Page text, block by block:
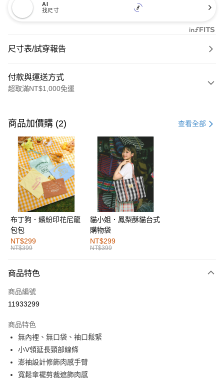
AI
找尺寸
尺寸表/試穿報告
付款與運送方式
超取滿NT$1,000免運
信用卡一次付款
購物金
超商取貨付款
LINE Pay
街口支付
運送方式
全家取貨付款
每筆NT$60，滿NT$1,000(含以上)免運費
付款後全家取貨
萊爾富取貨付款
付款後萊爾富取貨
每筆NT$60，滿NT$1,000(含以上)免運費
7-11取貨付款
每筆NT$60，滿NT$1,000(含以上)免運費
商品加價購 (2) 查看全部
布丁狗．繽紛印花尼龍
包包
NT$299
NT$399
貓小姐．鳳梨酥貓台式
購物袋
NT$299
NT$399
商品特色
商品編號
11933299
商品特色
無內裡、無口袋、袖口鬆緊
小V領延長頸部線條
澎袖設計修飾肉感手臂
寬鬆傘襬剪裁遮飾肉感